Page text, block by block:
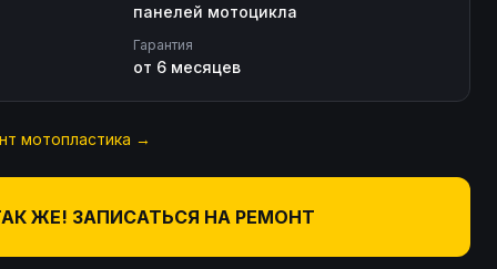
панелей мотоцикла
Гарантия
от 6 месяцев
мотопластика →
ЖЕ! ЗАПИСАТЬСЯ НА РЕМОНТ